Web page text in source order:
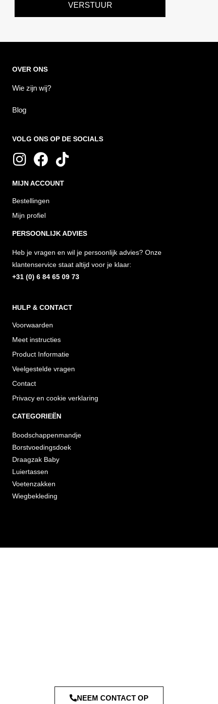
VERSTUUR
OVER ONS
Wie zijn wij?
Blog
VOLG ONS OP DE SOCIALS
I
s
t
a
g
r
a
m
F
c
e
b
o
k
T
k
k
MIJN ACCOUNT
Bestellingen
Mijn profiel
PERSOONLIJK ADVIES
Heb je vragen en wil je persoonlijk advies? Onze
klantenservice staat altijd voor je klaar:
+31 (0) 6 84 65 09 73
HULP & CONTACT
Voorwaarden
Meet instructies
Product Informatie
Veelgestelde vragen
Contact
Privacy en cookie verklaring
CATEGORIEËN
Boodschappenmandje
Borstvoedingsdoek
Draagzak Baby
Luiertassen
Voetenzakken
Wiegbekleding
NEEM CONTACT OP